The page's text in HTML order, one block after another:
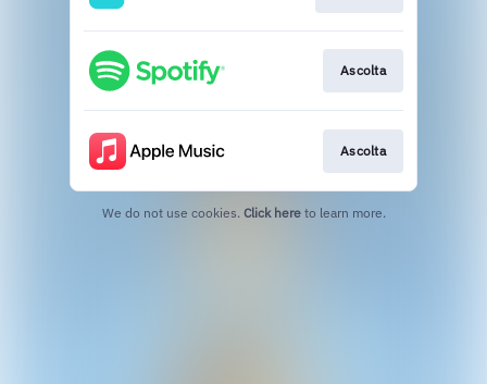
Ascolta
Ascolta
We do not use cookies. Click here to learn more.